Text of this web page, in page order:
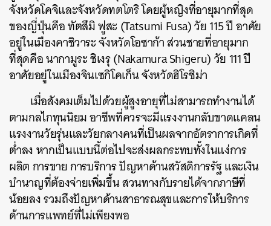
จังหวัดโคจิและจังหวัดทตโตริ โดยผู้หญิงที่อายุมากที่สุด
ของญี่ปุ่นคือ ทัตสึมิ ฟูสะ (Tatsumi Fusa) วัย 115 ปี อาศัย
อยู่ในเมืองคาชิวาระ จังหวัดโอซาก้า ส่วนชายที่อายุมาก
ที่สุดคือ นากามูระ ชิเงรุ (Nakamura Shigeru) วัย 111 ปี
อาศัยอยู่ในเมืองจินเซกิโคเก็น จังหวัดฮิโรชิม่า
เมื่อสังคมเต็มไปด้วยผู้สูงอายุที่ไม่สามารถทำงานได้
ตามกลไกทุนนิยม อาชีพที่ควรจะมีแรงงานกลับขาดแคลน
แรงงานวัยรุ่นและวัยกลางคนที่เป็นผลจากอัตราการเกิดที่
ต่ำลง หากเป็นแบบนี้ต่อไปจะส่งผลกระทบทั้งในแง่การ
ผลิต การขาย การบริการ ปัญหาด้านสวัสดิการรัฐ และเงิน
บำนาญที่ต้องจ่ายเพิ่มขึ้น สวนทางกับรายได้จากภาษีที่
น้อยลง รวมถึงปัญหาด้านสาธารณสุขและการให้บริการ
ด้านการแพทย์ที่ไม่เพียงพอ